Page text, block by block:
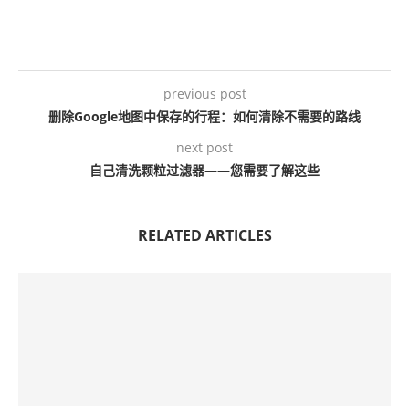
previous post
删除Google地图中保存的行程：如何清除不需要的路线
next post
自己清洗颗粒过滤器——您需要了解这些
RELATED ARTICLES